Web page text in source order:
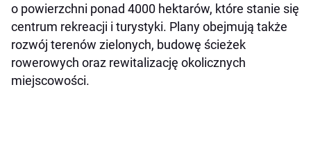
o powierzchni ponad 4000 hektarów, które stanie się
centrum rekreacji i turystyki. Plany obejmują także
rozwój terenów zielonych, budowę ścieżek
rowerowych oraz rewitalizację okolicznych
miejscowości.